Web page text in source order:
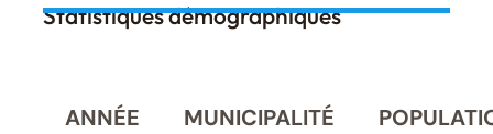
Statistiques démographiques
ANNÉE MUNICIPALITÉ